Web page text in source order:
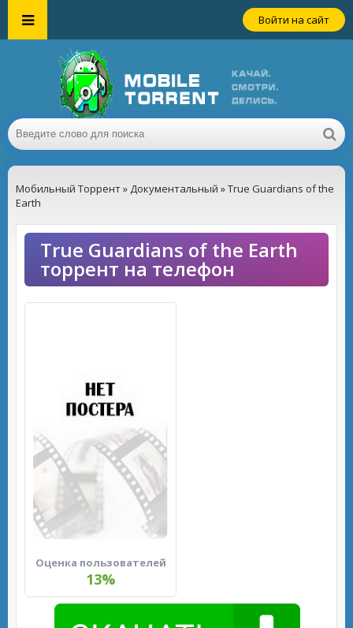
Войти на сайт
Мобильный Торрент» Документальный » True Guardians of the
Earth
True Guardians of the Earth
торрент на телефон
Оценка пользователей
13%